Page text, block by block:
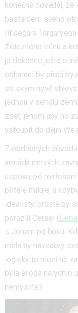
konečně dověděl,
bastardem svého
Rhaegara
Železného trůnu a
je dokonce ještě
odhalení by přeci
se svým nově
jednou v seriálu
zpět, jenom aby ho
vstoupit do dějin
Z obdobných
armáda mrtvých
uspokojivé
přítele miluje, a
idealisty, prostě by
porazili Cersei (
s Jonem po boku.
měla by navzdory
logicky to mezi ně
byla škoda narychlo
nemyslíte?